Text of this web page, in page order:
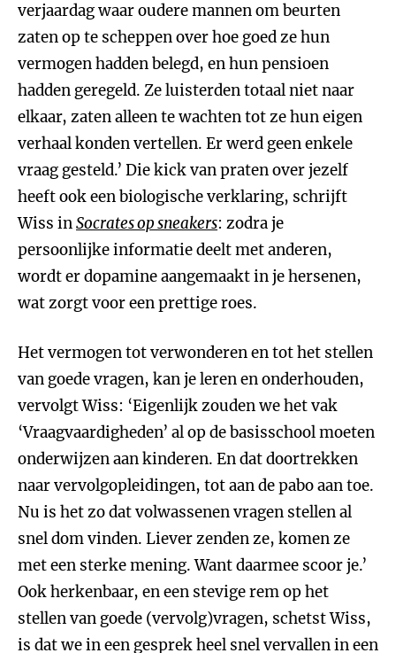
verjaardag waar oudere mannen om beurten
zaten op te scheppen over hoe goed ze hun
vermogen hadden belegd, en hun pensioen
hadden geregeld. Ze luisterden totaal niet naar
elkaar, zaten alleen te wachten tot ze hun eigen
verhaal konden vertellen. Er werd geen enkele
vraag gesteld.’ Die kick van praten over jezelf
heeft ook een biologische verklaring, schrijft
Wiss inSocrates op sneakers: zodra je
persoonlijke informatie deelt met anderen,
wordt er dopamine aangemaakt in je hersenen,
wat zorgt voor een prettige roes.
Het vermogen tot verwonderen en tot het stellen
van goede vragen, kan je leren en onderhouden,
vervolgt Wiss: ‘Eigenlijk zouden we het vak
‘Vraagvaardigheden’ al op de basisschool moeten
onderwijzen aan kinderen. En dat doortrekken
naar vervolgopleidingen, tot aan de pabo aan toe.
Nu is het zo dat volwassenen vragen stellen al
snel dom vinden. Liever zenden ze, komen ze
met een sterke mening. Want daarmee scoor je.’
Ook herkenbaar, en een stevige rem op het
stellen van goede (vervolg)vragen, schetst Wiss,
is dat we in een gesprek heel snel vervallen in een